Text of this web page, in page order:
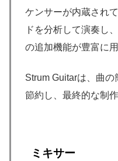
ケンサーが内蔵され
ドを分析して演奏し
の追加機能が豊富に
Strum Guitarは、曲
節約し、最終的な制
ミキサー